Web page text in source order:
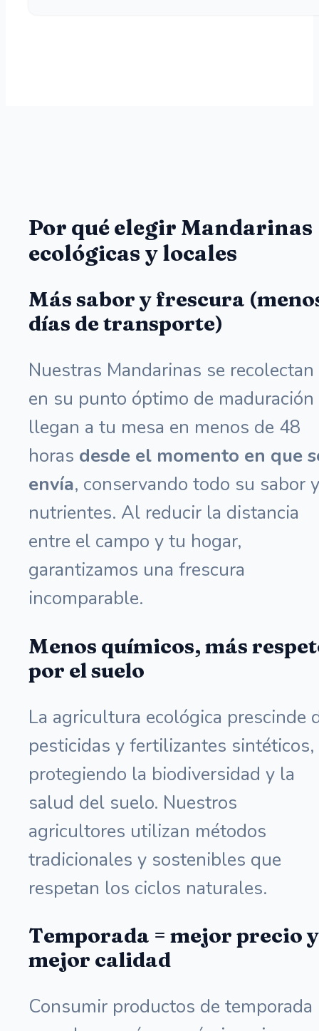
Por qué elegir Mandarinas
ecológicas y locales
Más sabor y frescura
días de transporte)
Nuestras Mandarinas se recolectan
en su punto óptimo de maduración
llegan a tu mesa en menos de 48
horas desde el momento en que
envía, conservando todo su sabor y
nutrientes. Al reducir la distancia
entre el campo y tu hogar,
garantizamos una frescura
incomparable.
Menos químicos, más
por el suelo
La agricultura ecológica prescinde
pesticidas y fertilizantes sintéticos,
protegiendo la biodiversidad y la
salud del suelo. Nuestros
agricultores utilizan métodos
tradicionales y sostenibles que
respetan los ciclos naturales.
Temporada = mejor precio y
mejor calidad
Consumir productos de temporada